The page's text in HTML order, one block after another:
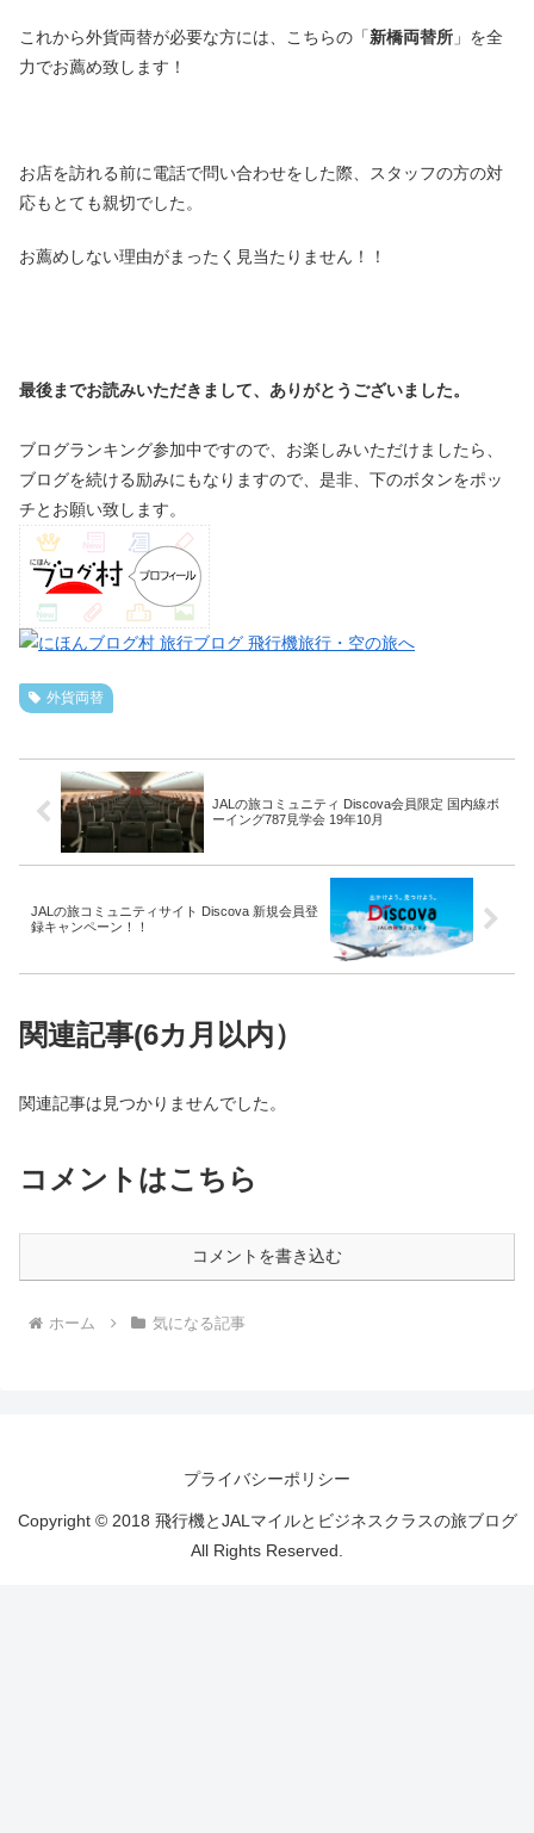
これから外貨両替が必要な方には、こちらの「新橋両替所 」を全
力でお薦め致します！
お店を訪れる前に電話で問い合わせをした際、スタッフの方の対
応もとても親切でした。
お薦めしない理由がまったく見当たりません！！
最後までお読みいただきまして、ありがとうございました。
ブログランキング参加中ですので、お楽しみいただけましたら、
ブログを続ける励みにもなりますので、是非、下のボタンをポッ
チとお願い致します。
外貨両替
JALの旅コミュニティ Discova会員限定 国内線ボ
ーイング787見学会 19年10月
JALの旅コミュニティサイト Discova 新規会員登
録キャンペーン！！
関連記事(6カ月以内）
関連記事は見つかりませんでした。
コメントはこちら
コメントを書き込む
ホーム 気になる記事
プライバシーポリシー
Copyright © 2018 飛行機とJALマイルとビジネスクラスの旅ブログ
All Rights Reserved.